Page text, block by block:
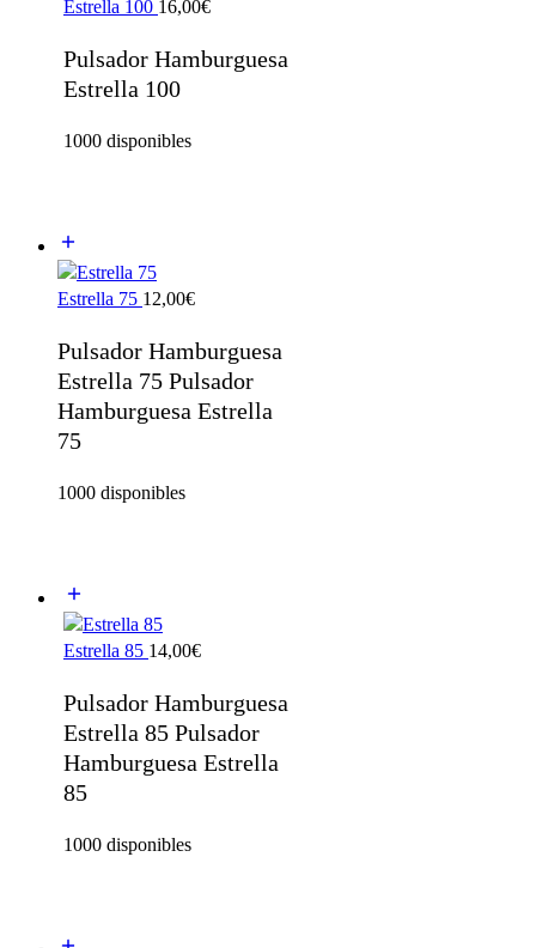
Estrella 100 16,00€
Pulsador Hamburguesa
Estrella 100
1000 disponibles
Estrella 75 12,00€
Pulsador Hamburguesa
Estrella 75 Pulsador
Hamburguesa Estrella
75
1000 disponibles
Estrella 85 14,00€
Pulsador Hamburguesa
Estrella 85 Pulsador
Hamburguesa Estrella
85
1000 disponibles